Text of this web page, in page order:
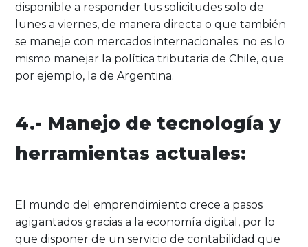
disponible a responder tus solicitudes solo de
lunes a viernes, de manera directa o que también
se maneje con mercados internacionales: no es lo
mismo manejar la política tributaria de Chile, que
por ejemplo, la de Argentina.
4.- Manejo de tecnología y
herramientas actuales:
El mundo del emprendimiento crece a pasos
agigantados gracias a la economía digital, por lo
que disponer de un servicio de contabilidad que